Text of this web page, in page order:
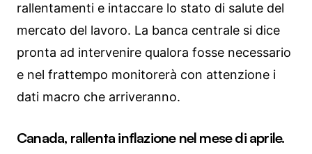
rallentamenti e intaccare lo stato di salute del
mercato del lavoro. La banca centrale si dice
pronta ad intervenire qualora fosse necessario
e nel frattempo monitorerà con attenzione i
dati macro che arriveranno.
Canada, rallenta inflazione nel mese di aprile.